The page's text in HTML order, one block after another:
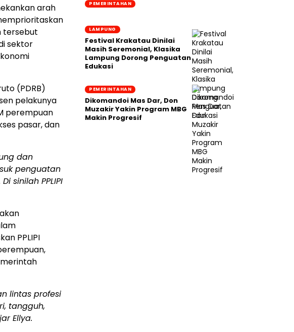
arah
tersebut
sektor
(PDRB)
pelakunya
perempuan
pasar, dan
dan
penguatan
sinilah PPLIPI
PPLIPI
lintas profesi
tangguh,
Ellya.
PEMERINTAHAN
LAMPUNG
Festival Krakatau Dinilai
Masih Seremonial, Klasika
Lampung Dorong Penguatan
Edukasi
PEMERINTAHAN
Dikomandoi Mas Dar, Don
Muzakir Yakin Program MBG
Makin Progresif